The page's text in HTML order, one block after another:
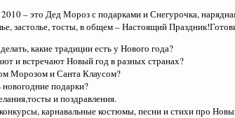
– это Дед Мороз с подарками и Снегурочка,
застолье, тосты, в общем – Настоящий
какие традиции есть у Нового года?
и встречают Новый год в разных странах?
Морозом и Санта Клаусом?
подарки?
и поздравления.
карнавальные костюмы, песни и стихи про